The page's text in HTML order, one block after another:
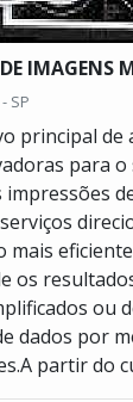
IMAGENS
SP
principal de
para
mais
os
ou
dados por
partir do